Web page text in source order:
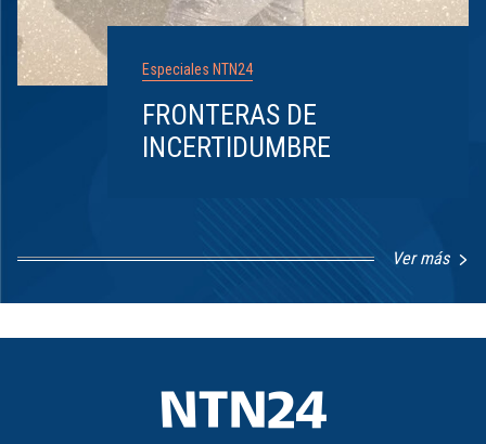
Especiales NTN24
FRONTERAS DE
INCERTIDUMBRE
Ver más
1
8